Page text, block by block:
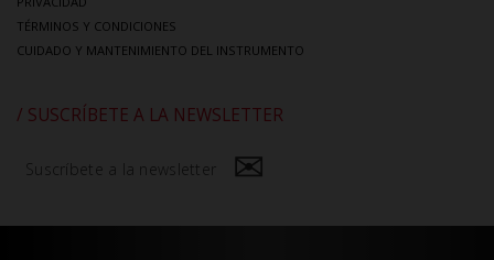
TÉRMINOS Y CONDICIONES
CUIDADO Y MANTENIMIENTO DEL INSTRUMENTO
/ SUSCRÍBETE A LA NEWSLETTER
Suscríbete a la newsletter